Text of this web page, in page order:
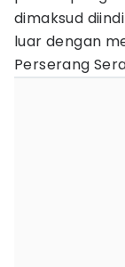
dimaksud
luar dengan
Perserang